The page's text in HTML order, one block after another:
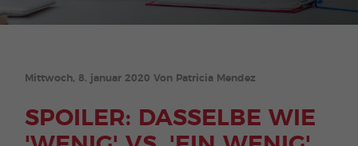
Mittwoch, 8. januar 2020 Von Patricia Mendez
SPOILER: DASSELBE WIE